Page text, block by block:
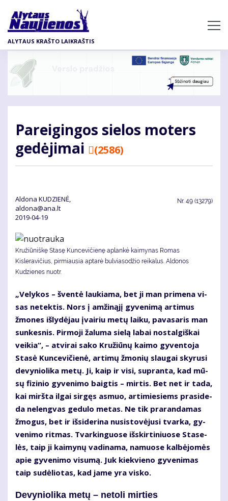
pagrindinį
turinį
ALYTAUS KRAŠTO LAIKRAŠTIS
Pa­rei­gin­gos sie­los mo­ters
ge­dė­ji­mai
(2586)
Aldona KUDZIENĖ,
aldona@ana.lt
2019-04-19
Nr. 49 (13279)
Kružiūniškę Stasę Kuncevičienę aplankė kaimynas Romas
Kisleravičius, pirmiausia aptarė bulviasodžio reikalus. Aldonos
Kudzienes nuotr.
„Ve­ly­kos – šven­tė lau­kia­ma, bet ji man pri­me­na vi­
sas ne­tek­tis. Nors į am­ži­ną­jį gy­ve­ni­mą ar­ti­mus
žmo­nes iš­ly­dė­jau įvai­riu me­tų lai­ku, pa­va­sa­ris man
sun­kes­nis. Pir­mo­ji ža­lu­ma sie­lą la­bai nos­tal­giš­kai
vei­kia“, – at­vi­rai sa­ko Kru­žiū­nų kai­mo gy­ven­to­ja
Sta­sė Kun­ce­vi­čie­nė, ar­ti­mų žmo­nių slau­gai sky­ru­si
de­vy­nio­li­ka me­tų. Ji, kaip ir vi­si, su­pran­ta, kad mū­
sų fi­zi­nio gy­ve­ni­mo baig­tis – mir­tis. Bet net ir ta­da,
kai mirš­ta il­gai sir­gęs as­muo, ar­ti­mie­siems pra­si­de­
da ne­leng­vas ge­du­lo me­tas. Ne tik pra­ran­da­mas
žmo­gus, bet ir iš­si­de­ri­na nu­si­sto­vė­ju­si tvar­ka, gy­
ve­ni­mo rit­mas. Tvar­kin­guo­se iš­skir­ti­niuo­se Sta­se­
lės, taip ji kai­my­nų va­di­na­ma, na­muo­se kal­bė­jo­mės
apie gy­ve­ni­mo vi­su­mą. Juk kiek­vie­no gy­ve­ni­mas
taip su­dė­lio­tas, kad ja­me yra vis­ko.
De­vy­nio­li­ka me­tų – ne­to­li mir­ties